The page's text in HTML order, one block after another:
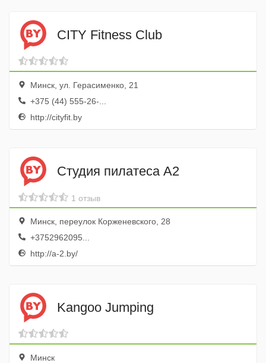
CITY Fitness Club
Минск, ул. Герасименко, 21
+375 (44) 555-26-...
http://cityfit.by
Студия пилатеса А2
1 отзыв
Минск, переулок Корженевского, 28
+3752962095...
http://a-2.by/
Kangoo Jumping
Минск